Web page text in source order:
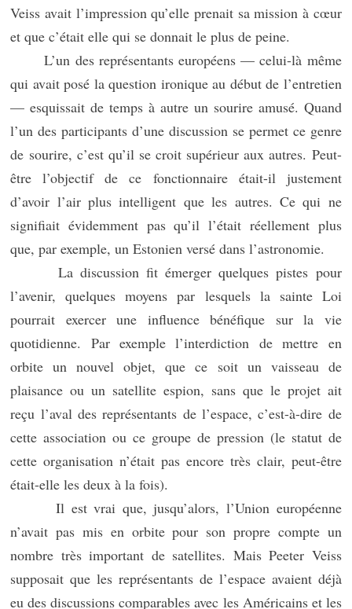
Veiss avait l’impression qu’elle prenait sa mission à cœur
et que c’était elle qui se donnait le plus de peine.
L’un des représentants européens — celui-là même
qui avait posé la question ironique au début de l’entretien
— esquissait de temps à autre un sourire amusé. Quand
l’un des participants d’une discussion se permet ce genre
de sourire, c’est qu’il se croit supérieur aux autres. Peut-
être l’objectif de ce fonctionnaire était-il justement
d’avoir l’air plus intelligent que les autres. Ce qui ne
signifiait évidemment pas qu’il l’était réellement plus
que, par exemple, un Estonien versé dans l’astronomie.
La discussion fit émerger quelques pistes pour
l’avenir, quelques moyens par lesquels la sainte Loi
pourrait exercer une influence bénéfique sur la vie
quotidienne. Par exemple l’interdiction de mettre en
orbite un nouvel objet, que ce soit un vaisseau de
plaisance ou un satellite espion, sans que le projet ait
reçu l’aval des représentants de l’espace, c’est-à-dire de
cette association ou ce groupe de pression (le statut de
cette organisation n’était pas encore très clair, peut-être
était-elle les deux à la fois).
Il est vrai que, jusqu’alors, l’Union européenne
n’avait pas mis en orbite pour son propre compte un
nombre très important de satellites. Mais Peeter Veiss
supposait que les représentants de l’espace avaient déjà
eu des discussions comparables avec les Américains et les